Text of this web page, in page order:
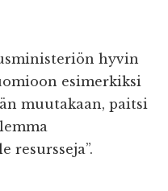
hyvin
esimerkiksi
muutakaan, paitsi
resursseja”.